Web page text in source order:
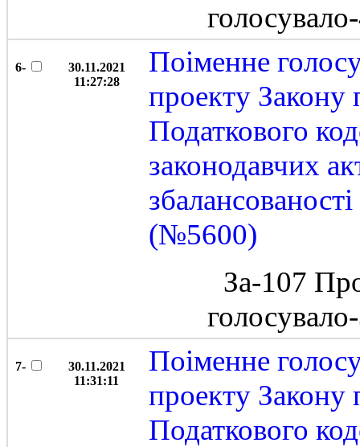
6-
30.11.2021
11:27:28
Поіменне
проекту Закону
Податкового
законодавчих
(№5600)
За-107
7-
30.11.2021
11:31:11
Поіменне
проекту Закону
Податкового